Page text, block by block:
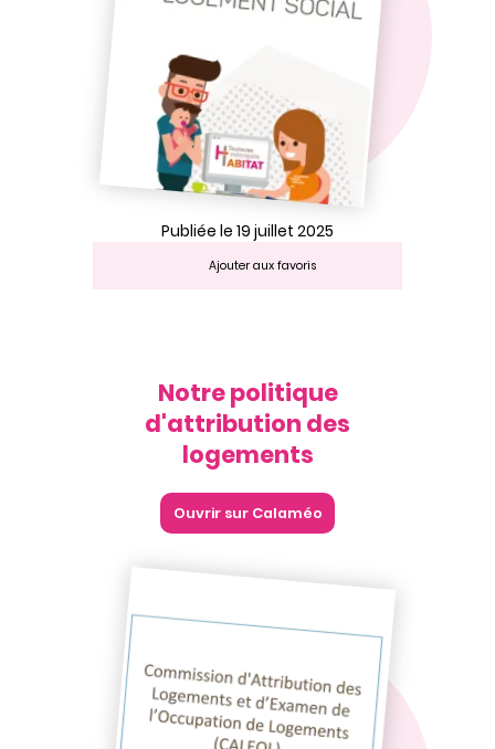
Publiée le 19 juillet 2025
Ajouter aux favoris
Notre politique
d'attribution des
logements
Ouvrir sur Calaméo